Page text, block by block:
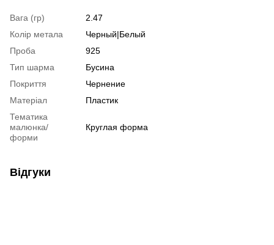
Вага (гр)
2.47
Колір метала
Черный|Белый
Проба
925
Тип шарма
Бусина
Покриття
Чернение
Матеріал
Пластик
Тематика
малюнка/
форми
Круглая форма
Відгуки